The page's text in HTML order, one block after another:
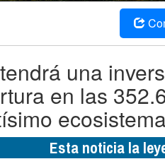
una
en las
Esta noticia la